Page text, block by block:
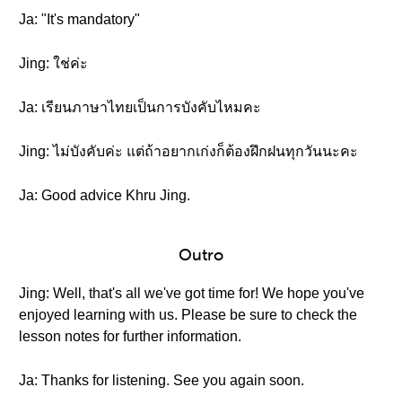
Ja: "It's mandatory"
Jing: ใช่ค่ะ
Ja: เรียนภาษาไทยเป็นการบังคับไหมคะ
Jing: ไม่บังคับค่ะ แต่ถ้าอยากเก่งก็ต้องฝึกฝนทุกวันนะคะ
Ja: Good advice Khru Jing.
Outro
Jing: Well, that's all we've got time for! We hope you've
enjoyed learning with us. Please be sure to check the
lesson notes for further information.
Ja: Thanks for listening. See you again soon.